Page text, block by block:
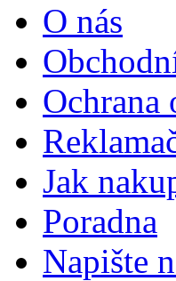
O nás
Ochrana
Jak
Poradna
Napište